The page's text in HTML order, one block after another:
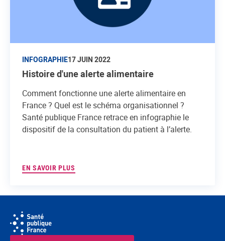
INFOGRAPHIE17 JUIN 2022
Histoire d'une alerte alimentaire
Comment fonctionne une alerte alimentaire en
France ? Quel est le schéma organisationnel ?
Santé publique France retrace en infographie le
dispositif de la consultation du patient à l’alerte.
EN SAVOIR PLUS